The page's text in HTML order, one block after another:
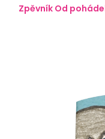
Zpěvník Od